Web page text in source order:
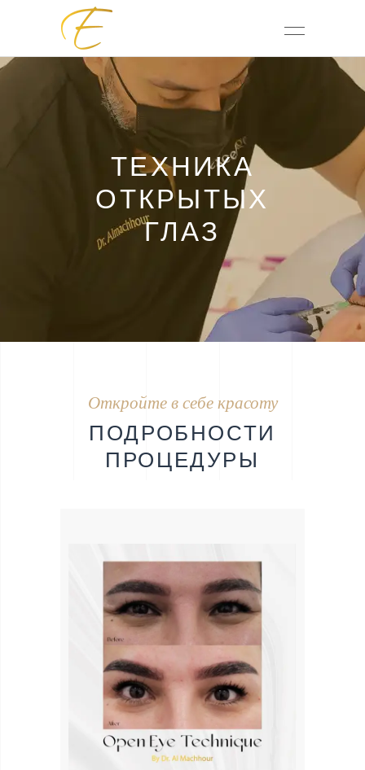
ТЕХНИКА
ОТКРЫТЫХ
ГЛАЗ
Откройте в себе красоту
ПОДРОБНОСТИ
ПРОЦЕДУРЫ